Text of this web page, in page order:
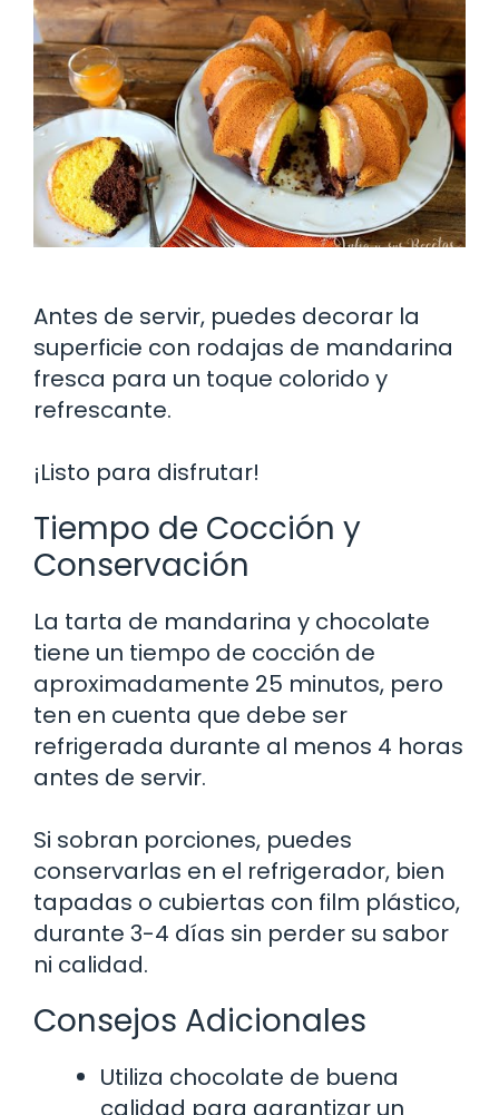
Antes de servir, puedes decorar la
superficie con rodajas de mandarina
fresca para un toque colorido y
refrescante.
¡Listo para disfrutar!
Tiempo de Cocción y
Conservación
La tarta de mandarina y chocolate
tiene un tiempo de cocción de
aproximadamente 25 minutos, pero
ten en cuenta que debe ser
refrigerada durante al menos 4 horas
antes de servir.
Si sobran porciones, puedes
conservarlas en el refrigerador, bien
tapadas o cubiertas con film plástico,
durante 3-4 días sin perder su sabor
ni calidad.
Consejos Adicionales
Utiliza chocolate de buena
calidad para garantizar un